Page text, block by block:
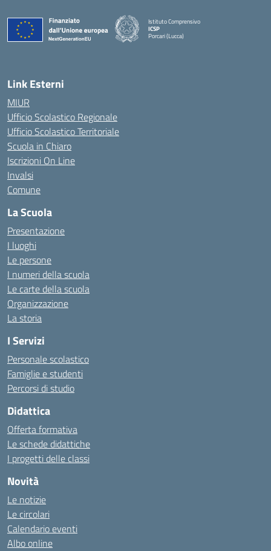
Istituto Comprensivo
ICSP
Porcari (Lucca)
Link Esterni
MIUR
Ufficio Scolastico Regionale
Ufficio Scolastico Territoriale
Scuola in Chiaro
Iscrizioni On Line
Invalsi
Comune
La Scuola
Presentazione
I luoghi
Le persone
I numeri della scuola
Le carte della scuola
Organizzazione
La storia
I Servizi
Personale scolastico
Famiglie e studenti
Percorsi di studio
Didattica
Offerta formativa
Le schede didattiche
I progetti delle classi
Novità
Le notizie
Le circolari
Calendario eventi
Albo online